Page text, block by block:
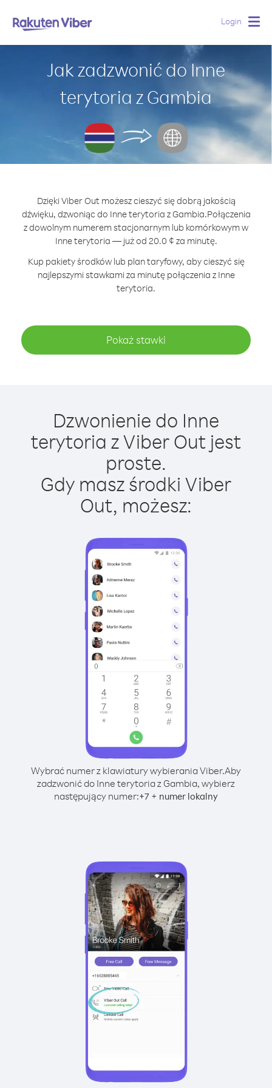
Login
Jak zadzwonić do Inne
terytoria z Gambia
Dzięki Viber Out możesz cieszyć się dobrą jakością
dźwięku, dzwoniąc do Inne terytoria z Gambia.Połączenia
z dowolnym numerem stacjonarnym lub komórkowym w
Inne terytoria — już od 20.0 ¢ za minutę.
Kup pakiety środków lub plan taryfowy, aby cieszyć się
najlepszymi stawkami za minutę połączenia z Inne
terytoria.
Pokaż stawki
Dzwonienie do Inne
terytoria z Viber Out jest
proste.
Gdy masz środki Viber
Out, możesz:
Wybrać numer z klawiatury wybierania Viber.Aby
zadzwonić do Inne terytoria z Gambia, wybierz
następujący numer:+7 + numer lokalny